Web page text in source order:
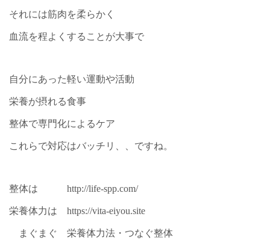
それには筋肉を柔らかく
血流を程よくすることが大事で
自分にあった軽い運動や活動
栄養が摂れる食事
整体で専門化によるケア
これらで対応はバッチリ、、ですね。
整体は http://life-spp.com/
栄養体力は https://vita-eiyou.site
まぐまぐ 栄養体力法・つなぐ整体